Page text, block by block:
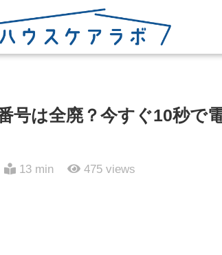
号は全廃？今すぐ10秒で
13 min 475 views